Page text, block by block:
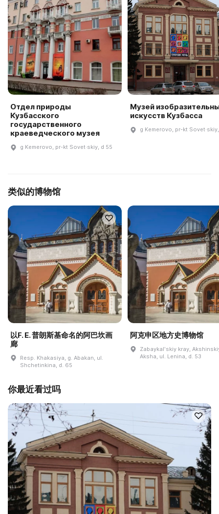
Отдел природы
Кузбасского
государственного
краеведческого музея
g Kemerovo, pr-kt Sovet·skiy, d 55
Музей
искусств Кузбасса
g Kemerovo, pr-kt
类似的博物馆
以F. E. 普朗斯基命名的阿巴坎画
廊
Resp. Khakasiya, g. Abakan, ul.
Shchetinkina, d. 65
阿克申区地方史博物馆
Zabaykalʹskiy kray,
Aksha, ul. Lenina, d. 53
你最近看过吗